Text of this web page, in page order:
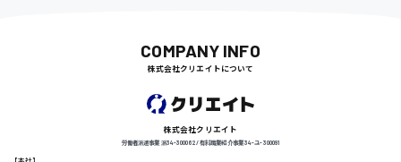
COMPANY INFO
株式会社クリエイトについて
株式会社クリエイト
労働者派遣事業 派34-300062 / 有料職業紹介事業 34-ユ-300091